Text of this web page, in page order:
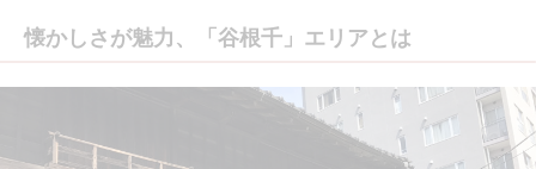
懐かしさが魅力、「谷根千」エリアとは